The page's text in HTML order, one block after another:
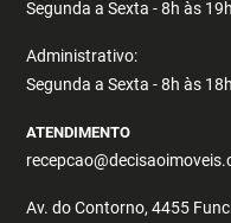
Segunda a Sexta - 8h às
Administrativo:
Segunda a Sexta - 8h às 18h
ATENDIMENTO
Av. do Contorno, 4455